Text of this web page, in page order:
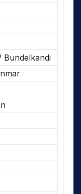
Bundelkandi